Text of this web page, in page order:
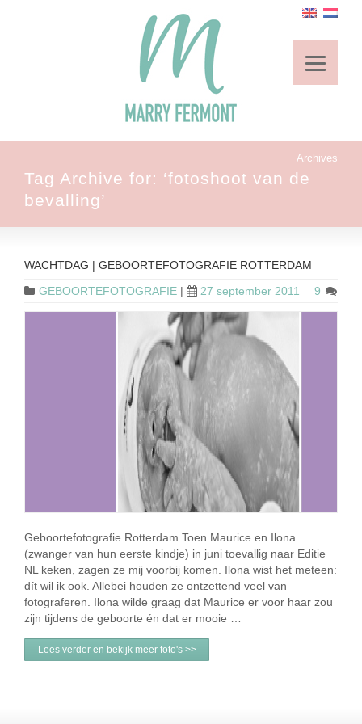
Archives
Tag Archive for: ‘fotoshoot van de
bevalling’
WACHTDAG | GEBOORTEFOTOGRAFIE ROTTERDAM
GEBOORTEFOTOGRAFIE | 27 september 2011 9
Geboortefotografie Rotterdam Toen Maurice en Ilona
(zwanger van hun eerste kindje) in juni toevallig naar Editie
NL keken, zagen ze mij voorbij komen. Ilona wist het meteen:
dít wil ik ook. Allebei houden ze ontzettend veel van
fotograferen. Ilona wilde graag dat Maurice er voor haar zou
zijn tijdens de geboorte én dat er mooie …
Lees verder en bekijk meer foto's >>